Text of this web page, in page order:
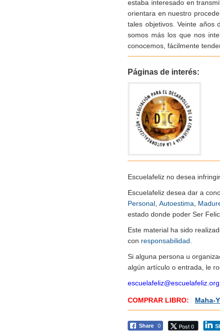
estaba interesado en
orientara en nuestro
tales objetivos. Veinte años
somos más los que nos
conocemos, fácilmente
Páginas de interés:
Escuelafeliz no desea
Escuelafeliz desea dar a
Personal Autoestima
estado donde poder Ser
Este material ha sido
con responsabilidad
Si alguna persona u
algún artículo o entrada, le
escuelafeliz@escuelafeliz.org
COMPRAR LIBRO: Maha-
Share 0 Post 0